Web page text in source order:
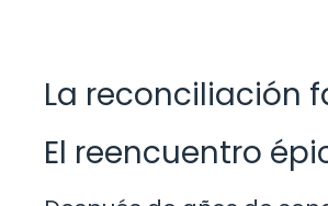
La reconciliación
El reencuentro